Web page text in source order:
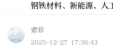
钢铁材料、新能源、人
索非
2025-12-27 17:36:43